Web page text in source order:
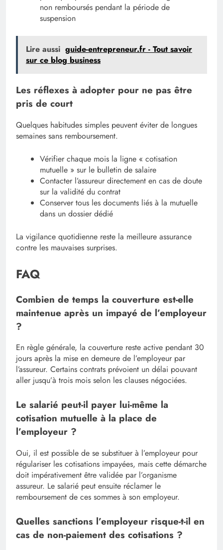
non remboursés pendant la période de
suspension
Lire aussi guide-entrepreneur.fr - Tout savoir
sur ce blog business
Les réflexes à adopter pour ne pas être
pris de court
Quelques habitudes simples peuvent éviter de longues
semaines sans remboursement.
Vérifier chaque mois la ligne « cotisation
mutuelle » sur le bulletin de salaire
Contacter l’assureur directement en cas de doute
sur la validité du contrat
Conserver tous les documents liés à la mutuelle
dans un dossier dédié
La vigilance quotidienne reste la meilleure assurance
contre les mauvaises surprises.
FAQ
Combien de temps la couverture est-elle
maintenue après un impayé de l’employeur
?
En règle générale, la couverture reste active pendant 30
jours après la mise en demeure de l’employeur par
l’assureur. Certains contrats prévoient un délai pouvant
aller jusqu’à trois mois selon les clauses négociées.
Le salarié peut-il payer lui-même la
cotisation mutuelle à la place de
l’employeur ?
Oui, il est possible de se substituer à l’employeur pour
régulariser les cotisations impayées, mais cette démarche
doit impérativement être validée par l’organisme
assureur. Le salarié peut ensuite réclamer le
remboursement de ces sommes à son employeur.
Quelles sanctions l’employeur risque-t-il en
cas de non-paiement des cotisations ?